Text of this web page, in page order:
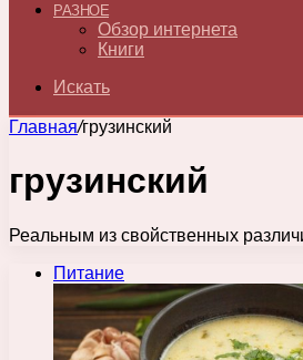
РАЗНОЕ
Обзор интернета
Книги
Искать
Главная/грузинский
грузинский
Реальным из свойственных
Питание